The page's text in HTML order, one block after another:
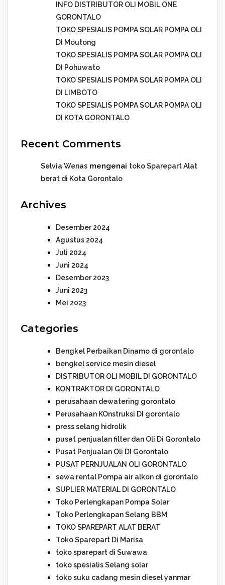
INFO DISTRIBUTOR OLI MOBIL ONE
GORONTALO
TOKO SPESIALIS POMPA SOLAR POMPA OLI
DI Moutong
TOKO SPESIALIS POMPA SOLAR POMPA OLI
DI Pohuwato
TOKO SPESIALIS POMPA SOLAR POMPA OLI
DI LIMBOTO
TOKO SPESIALIS POMPA SOLAR POMPA OLI
DI KOTA GORONTALO
Recent Comments
Selvia Wenas mengenai toko Sparepart Alat
berat di Kota Gorontalo
Archives
Desember 2024
Agustus 2024
Juli 2024
Juni 2024
Desember 2023
Juni 2023
Mei 2023
Categories
Bengkel Perbaikan Dinamo di gorontalo
bengkel service mesin diesel
DISTRIBUTOR OLI MOBIL DI GORONTALO
KONTRAKTOR DI GORONTALO
perusahaan dewatering gorontalo
Perusahaan KOnstruksi DI gorontalo
press selang hidrolik
pusat penjualan filter dan Oli Di Gorontalo
Pusat Penjualan Oli DI Gorontalo
PUSAT PERNJUALAN OLI GORONTALO
sewa rental Pompa air alkon di gorontalo
SUPLIER MATERIAL DI GORONTALO
Toko Perlengkapan Pompa Solar
Toko Perlengkapan Selang BBM
TOKO SPAREPART ALAT BERAT
Toko Sparepart Di Marisa
toko sparepart di Suwawa
toko spesialis Selang solar
toko suku cadang mesin diesel yanmar